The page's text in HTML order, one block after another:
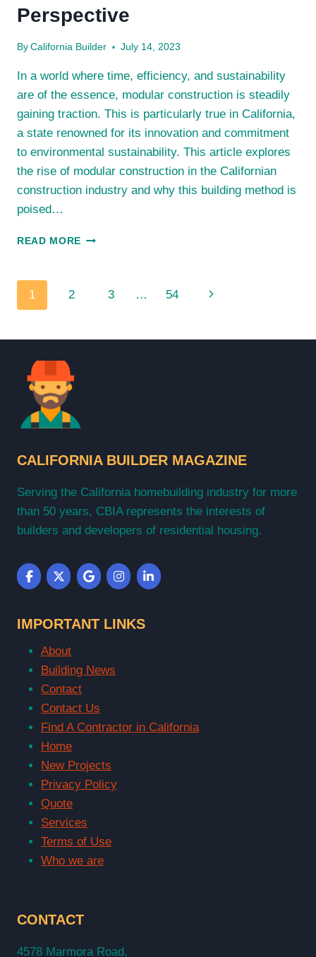
Perspective
By California Builder July 14, 2023
In a world where time, efficiency, and sustainability
are of the essence, modular construction is steadily
gaining traction. This is particularly true in California,
a state renowned for its innovation and commitment
to environmental sustainability. This article explores
the rise of modular construction in the Californian
construction industry and why this building method is
poised…
READ MORE THE
CONSTRUCTION:
PERSPECTIVE
Page
1 2 3 … 54
Next
CALIFORNIA BUILDER MAGAZINE
Serving the California homebuilding industry for more
than 50 years, CBIA represents the interests of
builders and developers of residential housing.
IMPORTANT LINKS
About
Building News
Contact
Contact Us
Find A Contractor in California
Home
New Projects
Privacy Policy
Quote
Services
Terms of Use
Who we are
CONTACT
4578 Marmora Road,